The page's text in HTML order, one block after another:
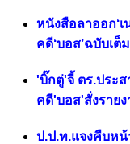
หนังสือลาออก‘
คดี‘บอส’ฉบับเ
'บิ๊กตู่'จี้ ตร.ประ
คดี'บอส'สั่งราย
ป.ป.ท.แจงคืบห